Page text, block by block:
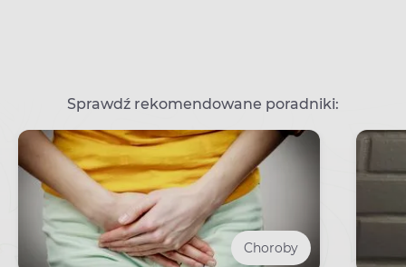
Sprawdź rekomendowane poradniki:
Choroby